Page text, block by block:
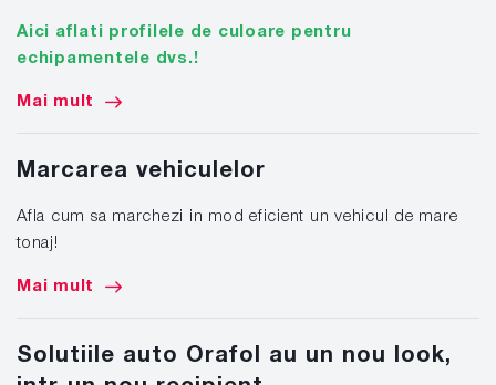
Aici aflati profilele de culoare pentru
echipamentele dvs.!
Mai mult
Marcarea vehiculelor
Afla cum sa marchezi in mod eficient un vehicul de mare
tonaj!
Mai mult
Solutiile auto Orafol au un nou look,